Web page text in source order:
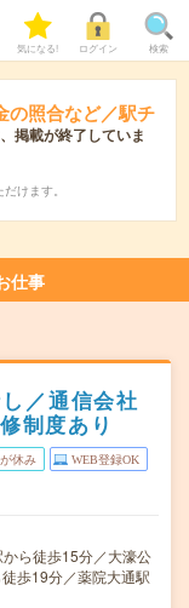
気になる! ログイン 検索
の照合など／駅チ
掲載が終了していま
けます。
仕事
／通信会社
制度あり
休み WEB登録OK
ら徒歩15分／大濠公
歩19分／薬院大通駅